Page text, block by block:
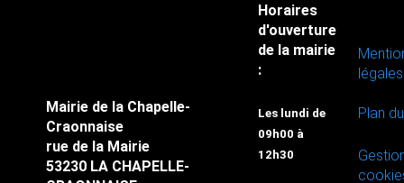
Mairie de la Chapelle-
Craonnaise
rue de la Mairie
53230 LA CHAPELLE-
Horaires
d'ouverture
de la mairie
:
Les lundi de
09h00 à
12h30
légales
Plan